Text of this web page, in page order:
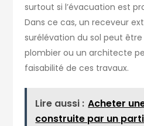
surtout si l’évacuation est
Dans ce cas, un receveur
surélévation du sol peut être
plombier ou un architecte
faisabilité de ces travaux.
Lire aussi : Acheter
construite par un